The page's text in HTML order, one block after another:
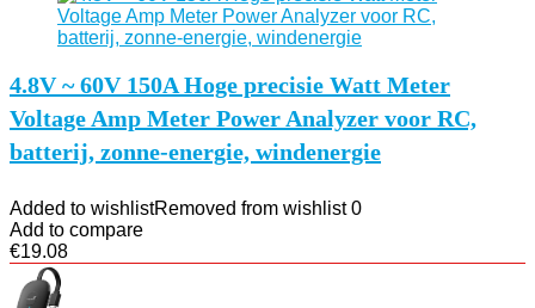
4.8V ~ 60V 150A Hoge precisie Watt Meter
Voltage Amp Meter Power Analyzer voor RC,
batterij, zonne-energie, windenergie
Added to wishlistRemoved from wishlist 0
Add to compare
€19.08